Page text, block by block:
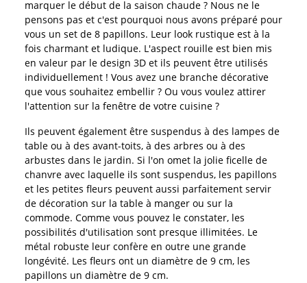
marquer le début de la saison chaude ? Nous ne le
pensons pas et c'est pourquoi nous avons préparé pour
vous un set de 8 papillons. Leur look rustique est à la
fois charmant et ludique. L'aspect rouille est bien mis
en valeur par le design 3D et ils peuvent être utilisés
individuellement ! Vous avez une branche décorative
que vous souhaitez embellir ? Ou vous voulez attirer
l'attention sur la fenêtre de votre cuisine ?
Ils peuvent également être suspendus à des lampes de
table ou à des avant-toits, à des arbres ou à des
arbustes dans le jardin. Si l'on omet la jolie ficelle de
chanvre avec laquelle ils sont suspendus, les papillons
et les petites fleurs peuvent aussi parfaitement servir
de décoration sur la table à manger ou sur la
commode. Comme vous pouvez le constater, les
possibilités d'utilisation sont presque illimitées. Le
métal robuste leur confère en outre une grande
longévité. Les fleurs ont un diamètre de 9 cm, les
papillons un diamètre de 9 cm.